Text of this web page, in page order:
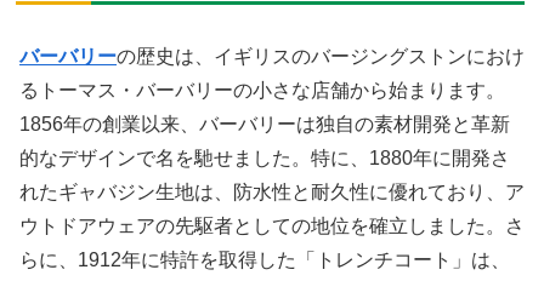
バーバリーの歴史は、イギリスのバージングストンにおけ
るトーマス・バーバリーの小さな店舗から始まります。
1856年の創業以来、バーバリーは独自の素材開発と革新
的なデザインで名を馳せました。特に、1880年に開発さ
れたギャバジン生地は、防水性と耐久性に優れており、ア
ウトドアウェアの先駆者としての地位を確立しました。さ
らに、1912年に特許を取得した「トレンチコート」は、